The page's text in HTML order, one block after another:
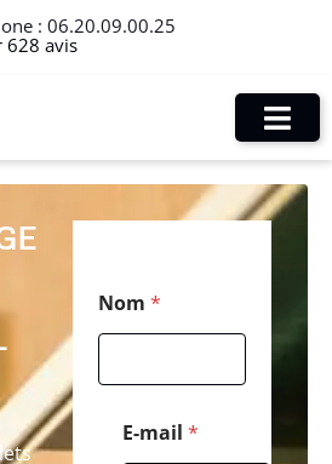
: 06.20.09.00.25
628 avis
Nom *
E-mail *
e
*